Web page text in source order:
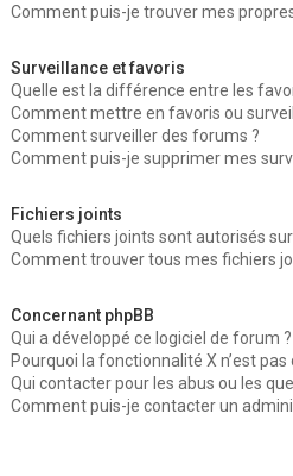
Comment puis-je trouver mes
Surveillance et favoris
Quelle est la différence entre les
Comment mettre en favoris ou
Comment surveiller des forums ?
Comment puis-je supprimer mes
Fichiers joints
Quels fichiers joints sont autorisés
Comment trouver tous mes fichiers
Concernant phpBB
Qui a développé ce logiciel de forum ?
Pourquoi la fonctionnalité X n’est pas
Qui contacter pour les abus ou les
Comment puis-je contacter un